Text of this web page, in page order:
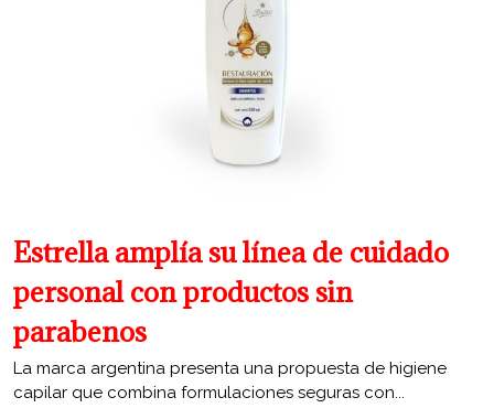
Estrella amplía su línea de cuidado
personal con productos sin
parabenos
La marca argentina presenta una propuesta de higiene
capilar que combina formulaciones seguras con...